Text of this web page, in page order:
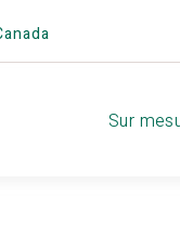
Sur